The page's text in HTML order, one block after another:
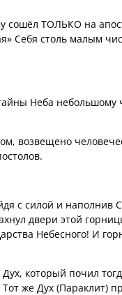
сошёл ТОЛЬКО на
Себя столь малым
Неба небольшому
возвещено
с силой и наполнив
двери этой
Небесного! И
который почил
же Дух (Параклит)